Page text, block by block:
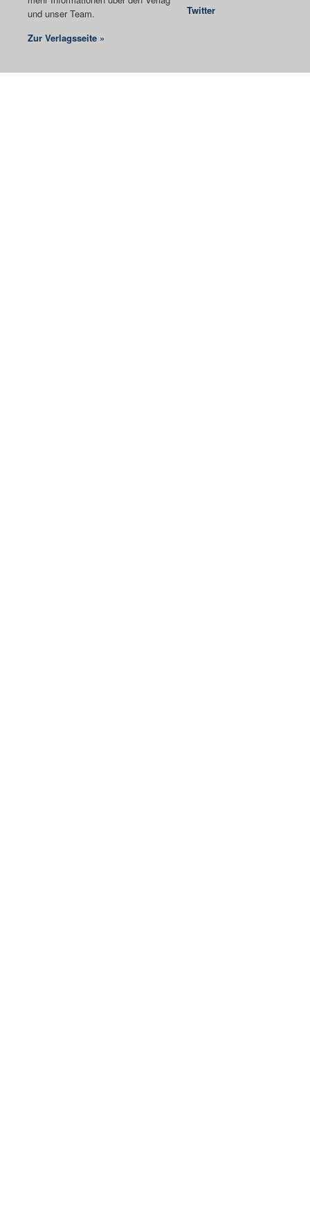
und unser Team.
Zur Verlagsseite »
Twitter